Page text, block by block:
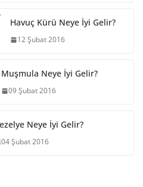
Havuç Kürü Neye İyi Gelir?
12 Şubat 2016
Muşmula Neye İyi Gelir?
09 Şubat 2016
Neye İyi Gelir?
04 Şubat 2016